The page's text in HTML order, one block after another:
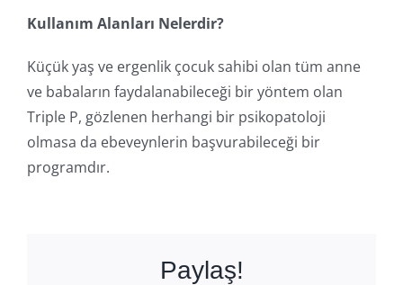
Kullanım Alanları Nelerdir?
Küçük yaş ve ergenlik çocuk sahibi olan tüm anne
ve babaların faydalanabileceği bir yöntem olan
Triple P, gözlenen herhangi bir psikopatoloji
olmasa da ebeveynlerin başvurabileceği bir
programdır.
Paylaş!